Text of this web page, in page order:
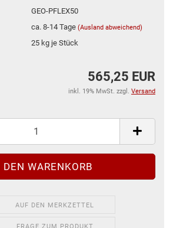
GEO-PFLEX50
ca. 8-14 Tage (Ausland abweichend)
25kg je Stück
565,25 EUR
inkl. 19% MwSt. zzgl. Versand
AUF DEN MERKZETTEL